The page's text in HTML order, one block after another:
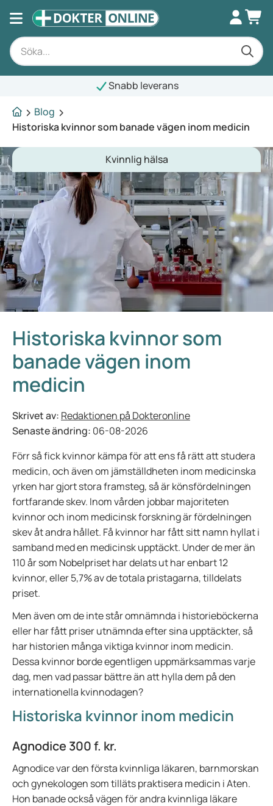
Snabb leverans
Blog
Historiska kvinnor som banade vägen inom medicin
Kvinnlig hälsa
Historiska kvinnor som
banade vägen inom
medicin
Skrivet av: Redaktionen på Dokteronline
Senaste ändring: 06-08-2026
Förr så fick kvinnor kämpa för att ens få rätt att studera
medicin, och även om jämställdheten inom medicinska
yrken har gjort stora framsteg, så är könsfördelningen
fortfarande skev. Inom vården jobbar majoriteten
kvinnor och inom medicinsk forskning är fördelningen
skev åt andra hållet. Få kvinnor har fått sitt namn hyllat i
samband med en medicinsk upptäckt. Under de mer än
110 år som Nobelpriset har delats ut har enbart 12
kvinnor, eller 5,7% av de totala pristagarna, tilldelats
priset.
Men även om de inte står omnämnda i historieböckerna
eller har fått priser utnämnda efter sina upptäckter, så
har historien många viktiga kvinnor inom medicin.
Dessa kvinnor borde egentligen uppmärksammas varje
dag, men vad passar bättre än att hylla dem på den
internationella kvinnodagen?
Historiska kvinnor inom medicin
Agnodice 300 f. kr.
Agnodice var den första kvinnliga läkaren, barnmorskan
och gynekologen som tilläts praktisera medicin i Aten.
Hon banade också vägen för andra kvinnliga läkare